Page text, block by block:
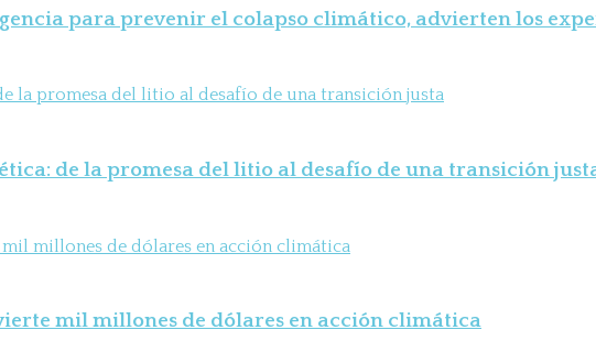
para prevenir el colapso climático, advierten los
de la promesa del litio al desafío de una transición
mil millones de dólares en acción climática